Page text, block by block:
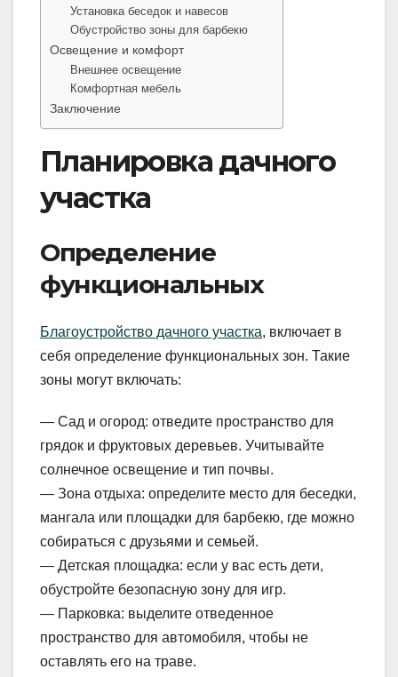
Установка беседок и навесов
Обустройство зоны для барбекю
Освещение и комфорт
Внешнее освещение
Комфортная мебель
Заключение
Планировка дачного
участка
Определение
функциональных
Благоустройство дачного участка, включает в
себя определение функциональных зон. Такие
зоны могут включать:
— Сад и огород: отведите пространство для
грядок и фруктовых деревьев. Учитывайте
солнечное освещение и тип почвы.
— Зона отдыха: определите место для беседки,
мангала или площадки для барбекю, где можно
собираться с друзьями и семьей.
— Детская площадка: если у вас есть дети,
обустройте безопасную зону для игр.
— Парковка: выделите отведенное
пространство для автомобиля, чтобы не
оставлять его на траве.